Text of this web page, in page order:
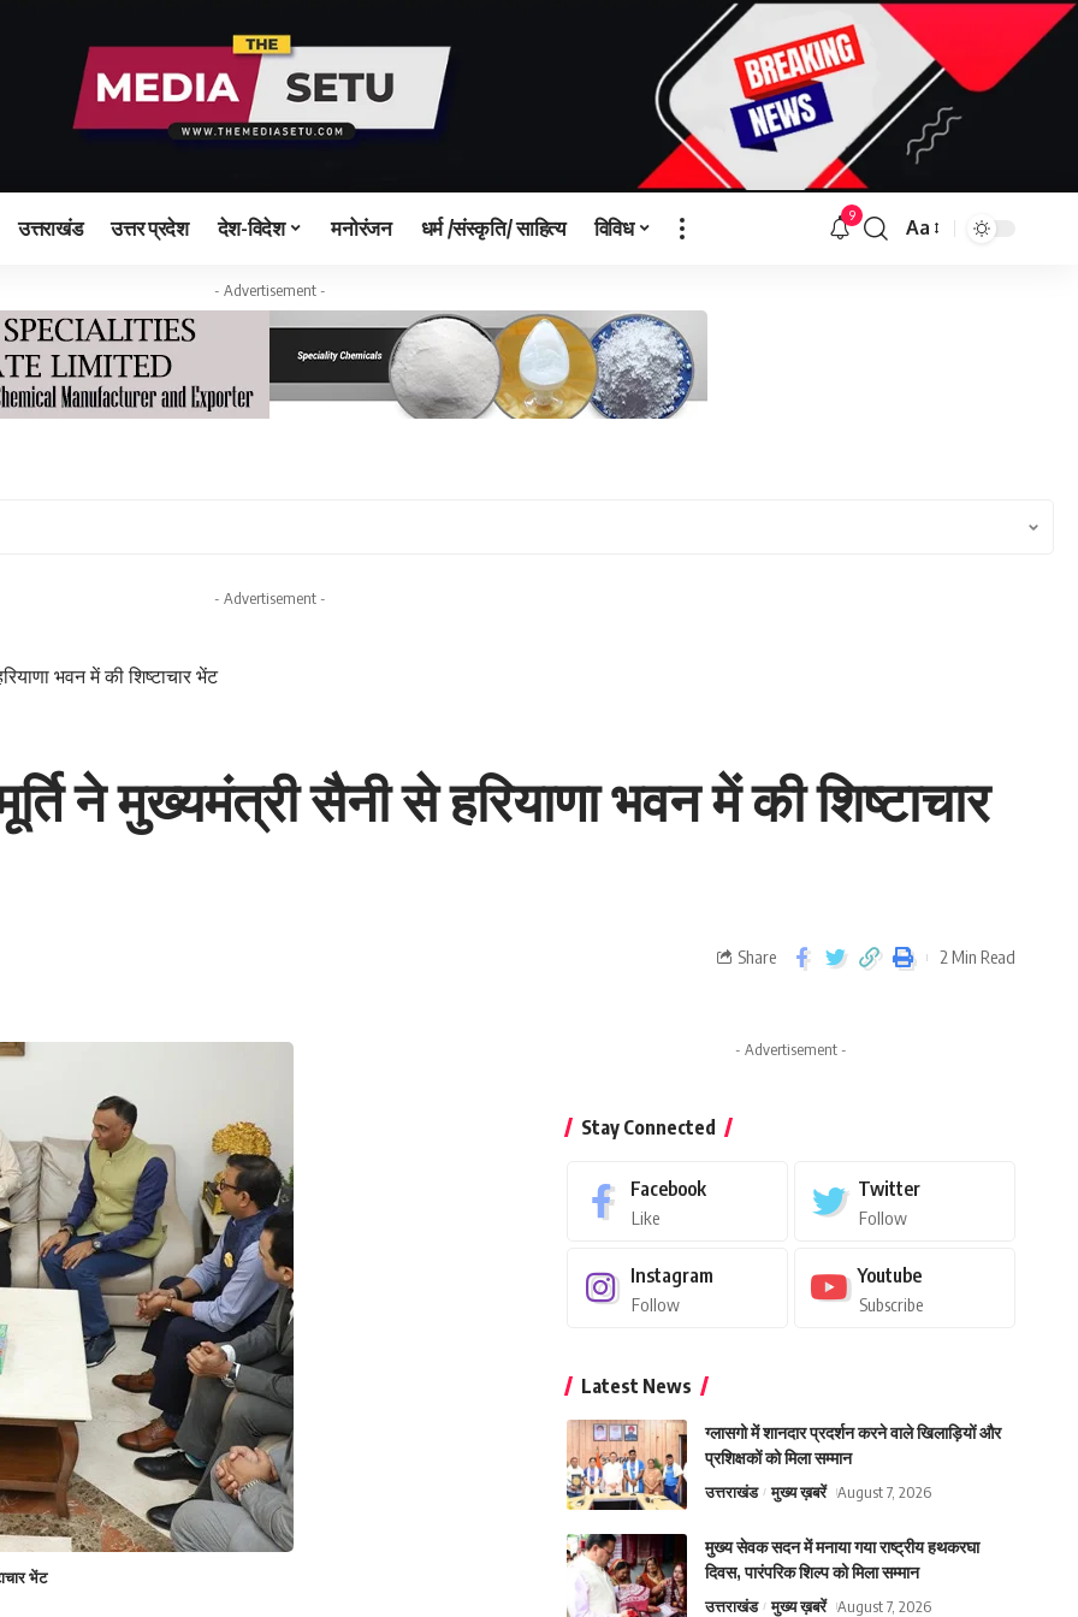
उत्तराखंड उत्तर प्रदेश देश-विदेश मनोरंजन धर्म /संस्कृति/ साहित्य विविध 9
Aa
- Advertisement -
- Advertisement -
भवन में की शिष्टाचार भेंट
ने मुख्यमंत्री सैनी से हरियाणा भवन में की शिष्टाचार
Share 2 Min Read
भेंट
- Advertisement -
Stay Connected
Facebook
Like
Twitter
Follow
Instagram
Follow
Youtube
Subscribe
Latest News
ग्लासगो में शानदार प्रदर्शन करने वाले खिलाड़ियों और
प्रशिक्षकों को मिला सम्मान
उत्तराखंड मुख्य ख़बरें August 7, 2026
मुख्य सेवक सदन में मनाया गया राष्ट्रीय हथकरघा
दिवस, पारंपरिक शिल्प को मिला सम्मान
उत्तराखंड मुख्य ख़बरें August 7, 2026